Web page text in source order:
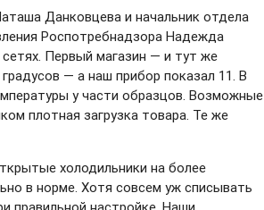
Данковцева и начальник отдела
Роспотребнадзора Надежда
Первый магазин — и тут же
— а наш прибор показал 11. В
у части образцов. Возможные
плотная загрузка товара. Те же
холодильники на более
в норме. Хотя совсем уж списывать
правильной настройке. Наши